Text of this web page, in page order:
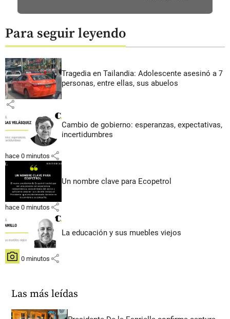
Para seguir leyendo
Tragedia en Tailandia: Adolescente asesinó a 7
personas, entre ellas, sus abuelos
share
Cambio de gobierno: esperanzas, expectativas,
incertidumbres
hace 0 minutos share
Un nombre clave para Ecopetrol
hace 0 minutos share
La educación y sus muebles viejos
hace 0 minutos share
Las más leídas